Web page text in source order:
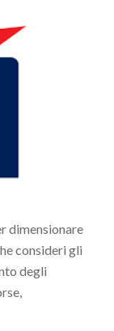
dimensionare
consideri gli
degli